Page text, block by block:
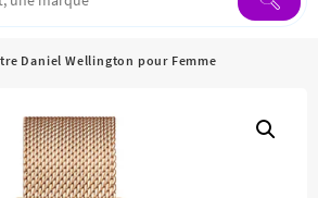
Daniel Wellington pour Femme